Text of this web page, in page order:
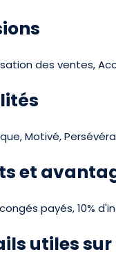
des ventes,
Motivé,
et
congés payés, 10%
utiles sur